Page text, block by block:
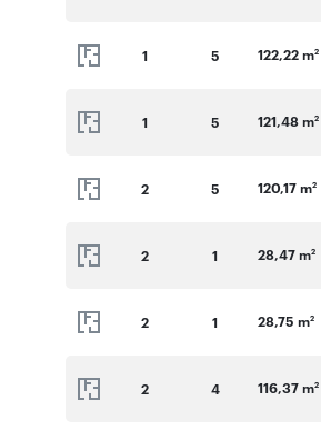
1 5 122,22 m2
1 5 121,48 m2
2 5 120,17 m2
2 1 28,47 m2
2 1 28,75 m2
2 4 116,37 m2